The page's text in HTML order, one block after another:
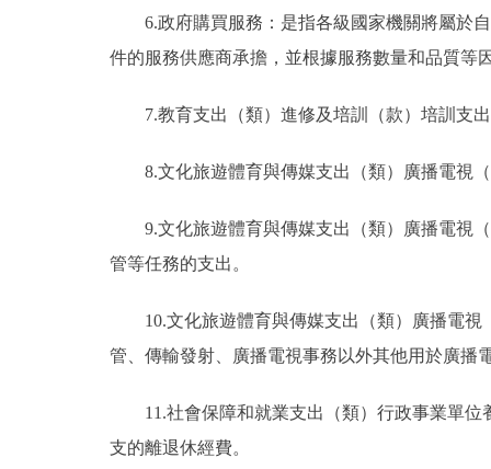
6.政府購買服務：是指各級國家機關將屬於
件的服務供應商承擔，並根據服務數量和品質等
7.教育支出（類）進修及培訓（款）培訓支
8.文化旅遊體育與傳媒支出（類）廣播電視
9.文化旅遊體育與傳媒支出（類）廣播電視
管等任務的支出。
10.文化旅遊體育與傳媒支出（類）廣播電
管、傳輸發射、廣播電視事務以外其他用於廣播
11.社會保障和就業支出（類）行政事業單
支的離退休經費。